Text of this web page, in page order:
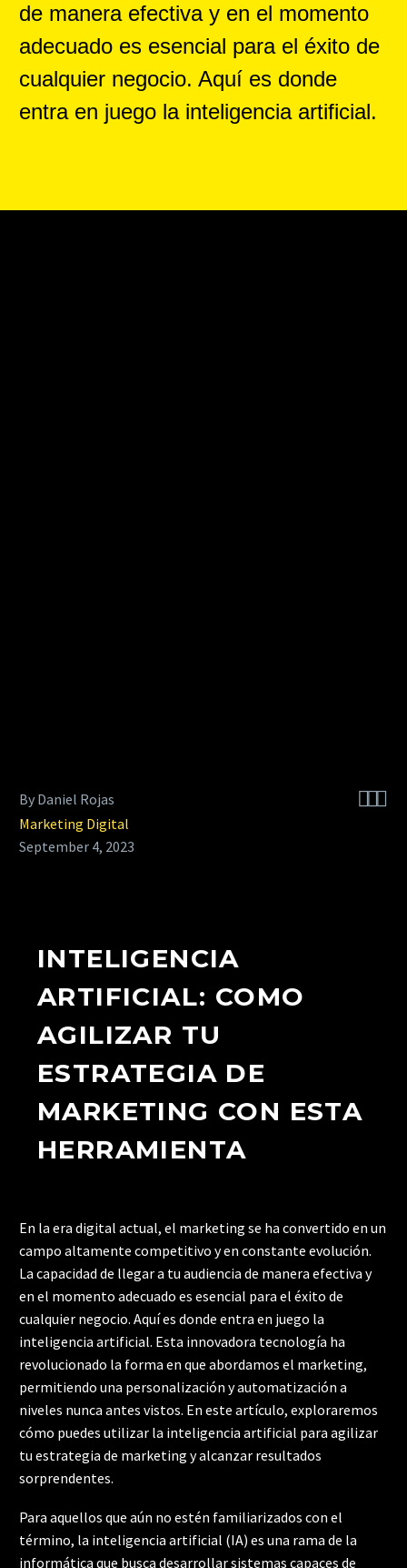
de manera efectiva y en el momento
adecuado es esencial para el éxito de
cualquier negocio. Aquí es donde
entra en juego la inteligencia artificial.

By Daniel Rojas
Marketing Digital
September 4, 2023
INTELIGENCIA
ARTIFICIAL: COMO
AGILIZAR TU
ESTRATEGIA DE
MARKETING CON ESTA
HERRAMIENTA
En la era digital actual, el marketing se ha convertido en un
campo altamente competitivo y en constante evolución.
La capacidad de llegar a tu audiencia de manera efectiva y
en el momento adecuado es esencial para el éxito de
cualquier negocio. Aquí es donde entra en juego la
inteligencia artificial. Esta innovadora tecnología ha
revolucionado la forma en que abordamos el marketing,
permitiendo una personalización y automatización a
niveles nunca antes vistos. En este artículo, exploraremos
cómo puedes utilizar la inteligencia artificial para agilizar
tu estrategia de marketing y alcanzar resultados
sorprendentes.
Para aquellos que aún no estén familiarizados con el
término, la inteligencia artificial (IA) es una rama de la
informática que busca desarrollar sistemas capaces de